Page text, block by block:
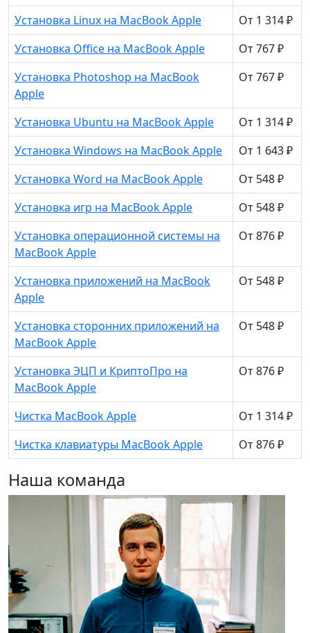
Установка Linux на MacBook Apple
От 1 314 ₽
Установка Office на MacBook Apple
От 767 ₽
Установка Photoshop на MacBook
Apple
От 767 ₽
Установка Ubuntu на MacBook Apple
От 1 314 ₽
Установка Windows на MacBook Apple
От 1 643 ₽
Установка Word на MacBook Apple
От 548 ₽
Установка игр на MacBook Apple
От 548 ₽
Установка операционной системы на
MacBook Apple
От 876 ₽
Установка приложений на MacBook
Apple
От 548 ₽
Установка сторонних приложений на
MacBook Apple
От 548 ₽
Установка ЭЦП и КриптоПро на
MacBook Apple
От 876 ₽
Чистка MacBook Apple
От 1 314 ₽
Чистка клавиатуры MacBook Apple
От 876 ₽
Наша команда